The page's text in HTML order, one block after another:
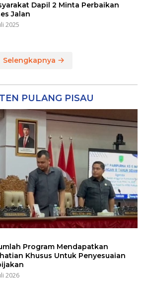
Dapil 2 Minta Perbaikan
Jalan
2025
Selengkapnya
PULANG PISAU
Program Mendapatkan
Khusus Untuk Penyesuaian
2026